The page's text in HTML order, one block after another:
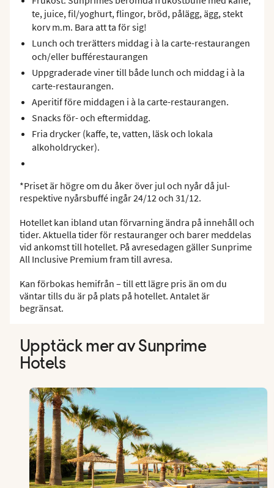
te, juice, fil/yoghurt, flingor, bröd, pålägg, ägg, stekt
korv m.m. Bara att ta för sig!
Lunch och trerätters middag i à la carte-restaurangen
och/eller bufférestaurangen
Uppgraderade viner till både lunch och middag i à la
carte-restaurangen.
Aperitif före middagen i à la carte-restaurangen.
Snacks för- och eftermiddag.
Fria drycker (kaffe, te, vatten, läsk och lokala
alkoholdrycker).
*Priset är högre om du åker över jul och nyår då jul-
respektive nyårsbuffé ingår 24/12 och 31/12.
Hotellet kan ibland utan förvarning ändra på innehåll och
tider. Aktuella tider för restauranger och barer meddelas
vid ankomst till hotellet. På avresedagen gäller Sunprime
All Inclusive Premium fram till avresa.
Kan förbokas hemifrån – till ett lägre pris än om du
väntar tills du är på plats på hotellet. Antalet är
begränsat.
Upptäck mer av Sunprime
Hotels